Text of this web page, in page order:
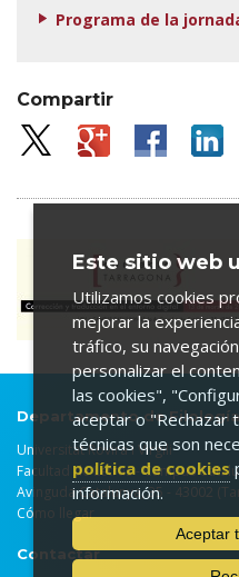
Programa de la
Compartir
Departamento de
Universitat Rovira i Virgili
Facultad de Letras - Campus
Avinguda Catalunya, 35 - 43002
Cómo llegar
Contactar
Este sitio web
Utilizamos cookies
mejorar la
tráfico, su
personalizar el
las cookies",
aceptar o "Rechazar
técnicas que son
política de cookies
información.
Aceptar